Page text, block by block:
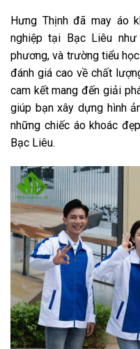
Hưng Thịnh đã may áo
nghiệp tại Bạc Liêu
phương, và trường tiểu
đánh giá cao về chất
cam kết mang đến giải
giúp bạn xây dựng hình
những chiếc áo khoác
Bạc Liêu.